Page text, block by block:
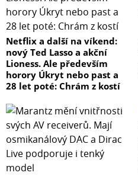
Netflix a další na víkend:
nový Ted Lasso a akční
Lioness. Ale především
horory Úkryt nebo past a
28 let poté: Chrám z kostí